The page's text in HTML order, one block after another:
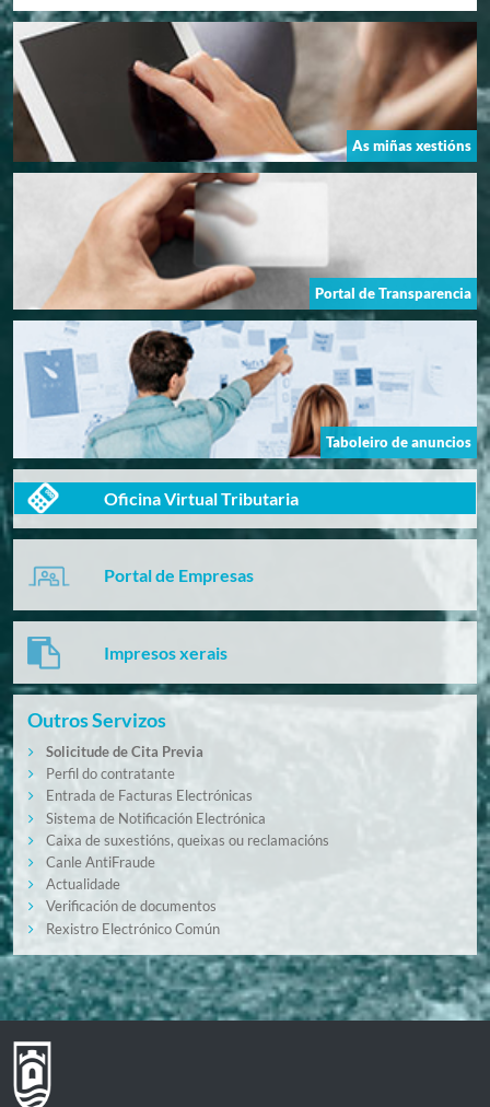
As miñas xestións
Portal de Transparencia
Taboleiro de anuncios
Oficina Virtual Tributaria
Portal de Empresas
Impresos xerais
Outros Servizos
Solicitude de Cita Previa
Perfil do contratante
Entrada de Facturas Electrónicas
Sistema de Notificación Electrónica
Caixa de suxestións, queixas ou reclamacións
Canle AntiFraude
Actualidade
Verificación de documentos
Rexistro Electrónico Común